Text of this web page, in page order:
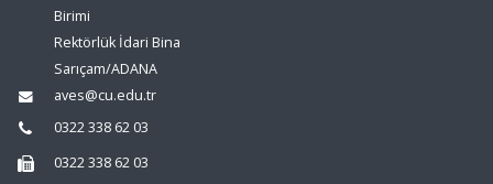
Birimi
Rektörlük İdari Bina
Sarıçam/ADANA
aves@cu.edu.tr
0322 338 62 03
0322 338 62 03